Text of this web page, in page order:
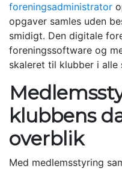
foreningsadministrator
opgaver samles uden
smidigt. Den digitale
foreningssoftware og
skaleret til klubber i alle
klubbens
overblik
Med medlemsstyring